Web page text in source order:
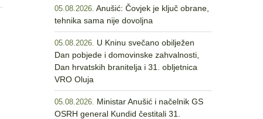
05.08.2026. Anušić: Čovjek je ključ obrane,
tehnika sama nije dovoljna
05.08.2026. U Kninu svečano obilježen
Dan pobjede i domovinske zahvalnosti,
Dan hrvatskih branitelja i 31. obljetnica
VRO Oluja
05.08.2026. Ministar Anušić i načelnik GS
OSRH general Kundid čestitali 31.